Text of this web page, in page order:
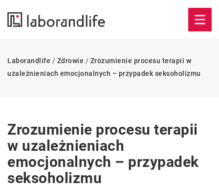
Laborandlife / Zdrowie / Zrozumienie procesu terapii w
uzależnieniach emocjonalnych – przypadek seksoholizmu
Zrozumienie procesu terapii
w uzależnieniach
emocjonalnych – przypadek
seksoholizmu